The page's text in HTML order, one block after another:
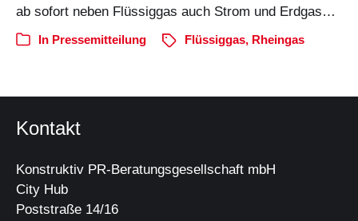
ab sofort neben Flüssiggas auch Strom und Erdgas…
In Pressemitteilung Flüssiggas, Rheingas
Kontakt
Konstruktiv PR-Beratungsgesellschaft mbH
City Hub
Poststraße 14/16